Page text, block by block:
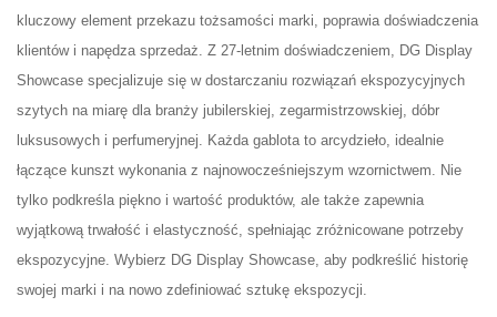
kluczowy element przekazu tożsamości marki, poprawia doświadczenia
klientów i napędza sprzedaż. Z 27-letnim doświadczeniem, DG Display
Showcase specjalizuje się w dostarczaniu rozwiązań ekspozycyjnych
szytych na miarę dla branży jubilerskiej, zegarmistrzowskiej, dóbr
luksusowych i perfumeryjnej. Każda gablota to arcydzieło, idealnie
łączące kunszt wykonania z najnowocześniejszym wzornictwem. Nie
tylko podkreśla piękno i wartość produktów, ale także zapewnia
wyjątkową trwałość i elastyczność, spełniając zróżnicowane potrzeby
ekspozycyjne. Wybierz DG Display Showcase, aby podkreślić historię
swojej marki i na nowo zdefiniować sztukę ekspozycji.